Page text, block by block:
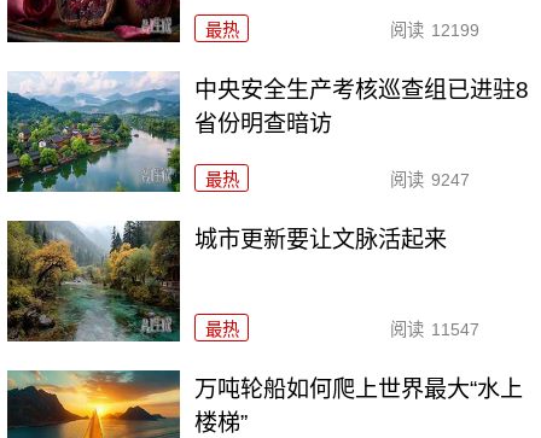
最热 阅读 12199
中央安全生产考核巡查组已进驻8
省份明查暗访
最热 阅读 9247
城市更新要让文脉活起来
最热 阅读 11547
万吨轮船如何爬上世界最大“水上
楼梯”